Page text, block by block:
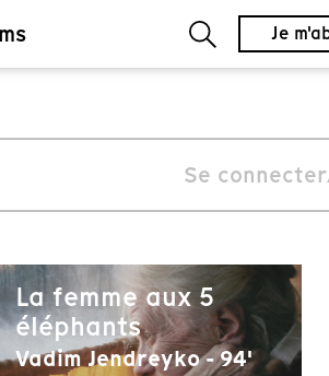
Je
Se
La femme aux 5
éléphants
Vadim Jendreyko - 94'